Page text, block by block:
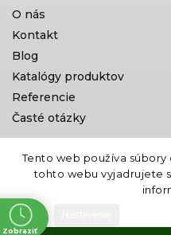
Tento web používa
tohto webu vyjadrujete
O nás
Kontakt
Blog
Katalógy produktov
Referencie
Časté otázky
Doprava a platby
Zobraziť